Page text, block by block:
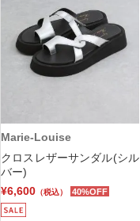
Marie-Louise
クロスレザーサンダル(シル
バー)
¥6,600 （税込） 40%OFF